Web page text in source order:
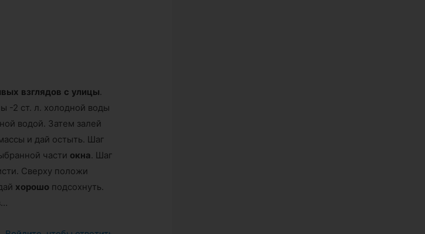
взглядов с улицы.
-2 ст. л. холодной воды
водой. Затем залей
и дай остыть. Шаг
части окна. Шаг
Сверху положи
хорошо подсохнуть.